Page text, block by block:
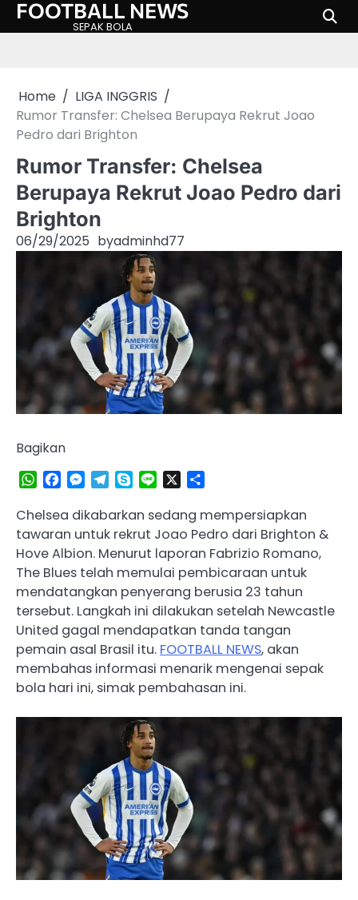
SkipFOOTBALL NEWS
SEPAK BOLA
Home
LIGA INGGRIS
Rumor Transfer: Chelsea Berupaya Rekrut Joao
Pedro dari Brighton
Rumor Transfer: Chelsea
Berupaya Rekrut Joao Pedro dari
Brighton
06/29/2025 byadminhd77
Bagikan
WhatsApp
Facebook
Messenger
Telegram
SkypeLine
Chelsea dikabarkan sedang mempersiapkan
tawaran untuk rekrut Joao Pedro dari Brighton &
Hove Albion. Menurut laporan Fabrizio Romano,
The Blues telah memulai pembicaraan untuk
mendatangkan penyerang berusia 23 tahun
tersebut. Langkah ini dilakukan setelah Newcastle
United gagal mendapatkan tanda tangan
pemain asal Brasil itu. FOOTBALL NEWS, akan
membahas informasi menarik mengenai sepak
bola hari ini, simak pembahasan ini.